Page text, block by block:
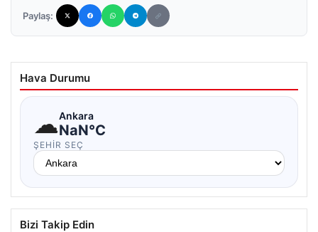
Paylaş:
Hava Durumu
☁Ankara
NaN°C
ŞEHIR SEÇ
Bizi Takip Edin